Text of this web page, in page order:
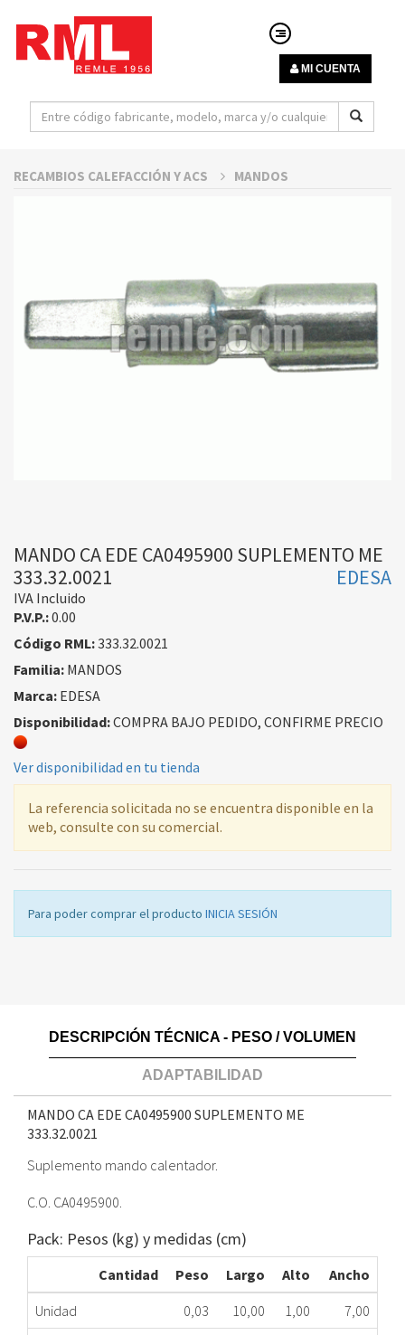
MI CUENTA
RECAMBIOS CALEFACCIÓN Y ACS MANDOS
MANDO CA EDE CA0495900 SUPLEMENTO ME
333.32.0021
EDESA
IVA Incluido
P.V.P.:0.00
Código RML:333.32.0021
Familia: MANDOS
Marca: EDESA
Disponibilidad:COMPRA BAJO PEDIDO, CONFIRME PRECIO
Ver disponibilidad en tu tienda
La referencia solicitada no se encuentra disponible en la
web, consulte con su comercial.
Para poder comprar el producto INICIA SESIÓN
DESCRIPCIÓN TÉCNICA - PESO / VOLUMEN
ADAPTABILIDAD
MANDO CA EDE CA0495900 SUPLEMENTO ME
333.32.0021
Suplemento mando calentador.
C.O. CA0495900.
Pack: Pesos (kg) y medidas (cm)
Cantidad Peso Largo Alto
Ancho
Unidad
0,03 10,00 1,00
7,00